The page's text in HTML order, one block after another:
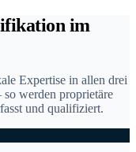
im
Expertise in allen drei
werden proprietäre
und qualifiziert.